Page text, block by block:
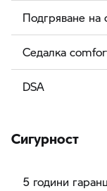
Подгряване на
Седалка
DSA
Сигурност
5 години